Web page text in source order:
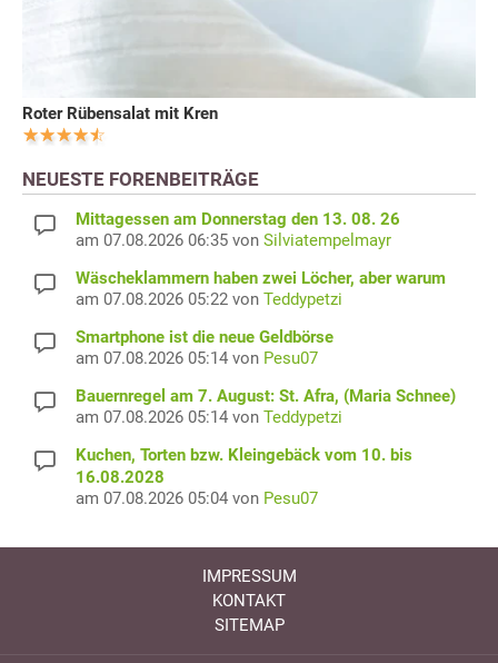
Roter Rübensalat mit Kren
NEUESTE FORENBEITRÄGE
Mittagessen am Donnerstag den 13. 08. 26
am 07.08.2026 06:35 von Silviatempelmayr
Wäscheklammern haben zwei Löcher, aber warum
am 07.08.2026 05:22 von Teddypetzi
Smartphone ist die neue Geldbörse
am 07.08.2026 05:14 von Pesu07
Bauernregel am 7. August: St. Afra, (Maria Schnee)
am 07.08.2026 05:14 von Teddypetzi
Kuchen, Torten bzw. Kleingebäck vom 10. bis
16.08.2028
am 07.08.2026 05:04 von Pesu07
IMPRESSUM
KONTAKT
SITEMAP